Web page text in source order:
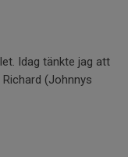
Idag tänkte jag att
(Johnnys